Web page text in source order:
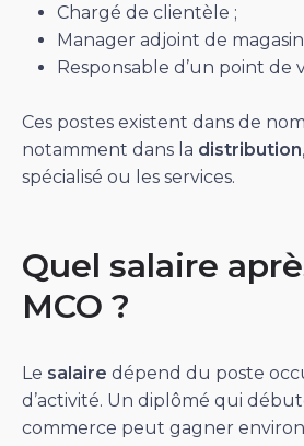
Chargé de clientèle ;
Manager adjoint de magasin
Responsable d’un point de
Ces postes existent dans de
notamment dans la distribution
spécialisé ou les services.
Quel salaire
MCO ?
Le salaire dépend du poste
d’activité. Un diplômé qui
commerce peut gagner environ